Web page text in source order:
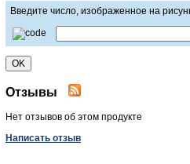
Введите число, изображенное на
Отзывы
Нет отзывов об этом продукте
Написать отзыв